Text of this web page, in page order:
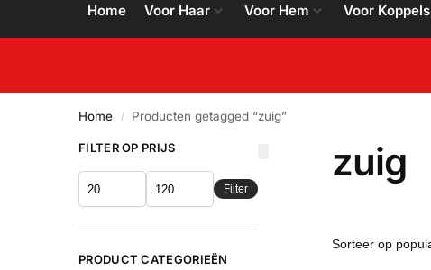
Home Voor Haar Voor Hem Voor Koppels
Home / Producten getagged “zuig”
zuig
FILTER OP PRIJS
Filter
PRODUCT CATEGORIEËN